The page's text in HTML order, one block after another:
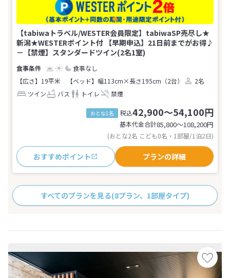
【tabiwaトラベル/WESTER会員限定】tabiwaSP売尽し★
新潟★WESTERポイント付 【早期申込】21日前までがお得♪
－【禁煙】スタンダードツイン(2名1室)
食事なし
【広さ】19平米
【ベッド】幅113cm×長さ195cm（2台）
2名
ツイン
バス トイレ 禁煙
おとな1名 税込42,900～54,100円
基本代金合計85,800〜108,200円
(おとな2名 こども0名・1部屋/1泊2日)
おすすめポイント プランの詳細
すべてのプランを見る(8プラン、1部屋タイプ)